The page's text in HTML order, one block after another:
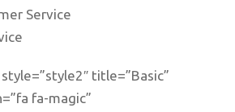
Service
title=”Basic”
fa-magic”